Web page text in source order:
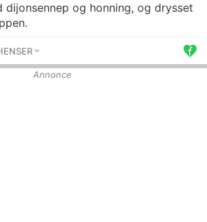
dijonsennep og honning, og drysset
Annonce